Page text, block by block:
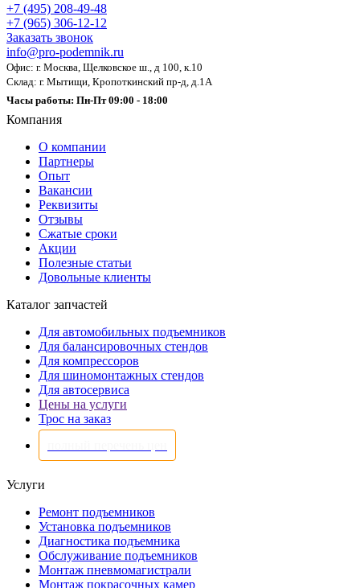
+7 (495) 208-49-48
+7 (965) 306-12-12
Заказать звонок
info@pro-podemnik.ru
Офис: г. Москва, Щелковское ш., д 100, к.10
Склад: г. Мытищи, Кропоткинский пр-д, д.1А
Часы работы: Пн-Пт 09:00 - 18:00
Компания
О компании
Партнеры
Опыт
Вакансии
Реквизиты
Отзывы
Сжатые сроки
Акции
Полезные статьи
Довольные клиенты
Каталог запчастей
Для автомобильных подъемников
Для балансировочных стендов
Для компрессоров
Для шиномонтажных стендов
Для автосервиса
Цены на услуги
Трос на заказ
Услуги
Ремонт подъемников
Установка подъемников
Диагностика подъемника
Обслуживание подъемников
Монтаж пневмомагистрали
Монтаж покрасочных камер